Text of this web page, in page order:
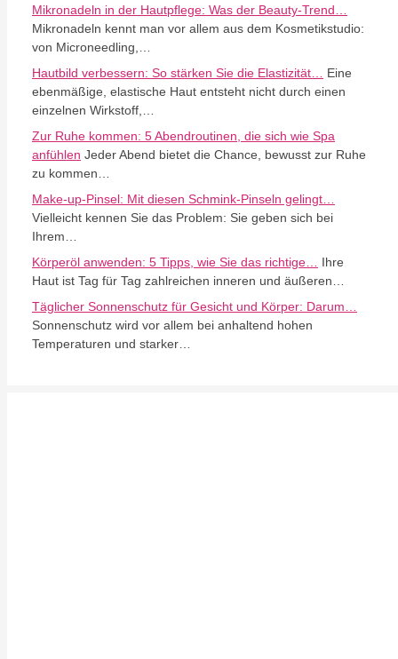
Mikronadeln in der Hautpflege: Was der Beauty-Trend…
Mikronadeln kennt man vor allem aus dem Kosmetikstudio:
von Microneedling,…
Hautbild verbessern: So stärken Sie die Elastizität…
Eine
ebenmäßige, elastische Haut entsteht nicht durch einen
einzelnen Wirkstoff,…
Zur Ruhe kommen: 5 Abendroutinen, die sich wie Spa
anfühlen Jeder Abend bietet die Chance, bewusst zur Ruhe
zu kommen…
Make-up-Pinsel: Mit diesen Schmink-Pinseln gelingt…
Vielleicht kennen Sie das Problem: Sie geben sich bei
Ihrem…
Körperöl anwenden: 5 Tipps, wie Sie das richtige…
Ihre
Haut ist Tag für Tag zahlreichen inneren und äußeren…
Täglicher Sonnenschutz für Gesicht und Körper: Darum…
Sonnenschutz wird vor allem bei anhaltend hohen
Temperaturen und starker…